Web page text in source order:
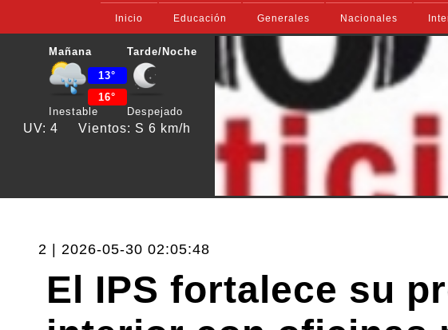
Inicio Educación Generales Nacionales
Mañana
Inestable
13°
16°
Tarde/Noche
Despejado
UV: 4 Vientos: S 6 km/h
2 | 2026-05-30 02:05:48
El IPS fortalece su